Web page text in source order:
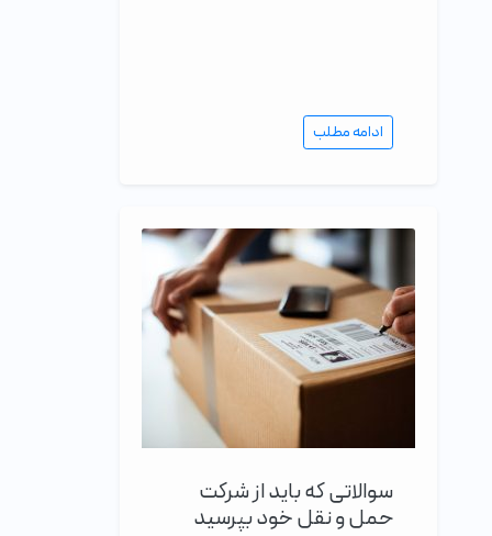
ادامه مطلب
سوالاتی که باید از شرکت
حمل و نقل خود بپرسید